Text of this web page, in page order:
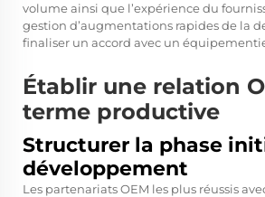
volume ainsi que l’expérience du
gestion d’augmentations rapides de la
finaliser un accord avec un
Établir une relation
terme productive
Structurer la phase
développement
Les partenariats OEM les plus réussis